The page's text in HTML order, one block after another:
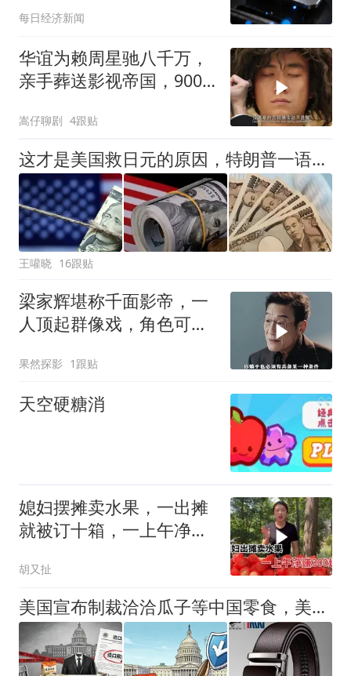
鑫；OpenAI暂停下一代模
型部分研发；美联储9月
加息概率降至44%，金价
涨破4300美元｜一周国际
财经
每日经济新闻
华谊为赖周星驰八千万，
亲手葬送影视帝国，900
嵩仔聊剧 4跟贴
这才是美国救日元的原因，特朗普一语道破，日本在等中国拉一把？
王嚾晓 16跟贴
梁家辉堪称千面影帝，一
人顶起群像戏，角色可塑
果然探影 1跟贴
天空硬糖消
媳妇摆摊卖水果，一出摊
就被订十箱，一上午净赚
胡又扯
美国宣布制裁洽洽瓜子等中国零食，美国网友：比制裁华为还难受